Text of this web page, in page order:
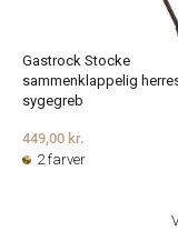
Gastrock Stocke
sammenklappelig
sygegreb
449,00 kr.
2 farver